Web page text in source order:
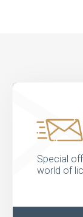
Special
world of